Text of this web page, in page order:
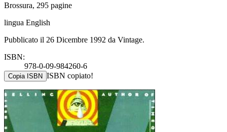
Brossura, 295 pagine
lingua English
Pubblicato il 26 Dicembre 1992 da Vintage.
ISBN:
978-0-09-984260-6
Copia ISBN ISBN copiato!